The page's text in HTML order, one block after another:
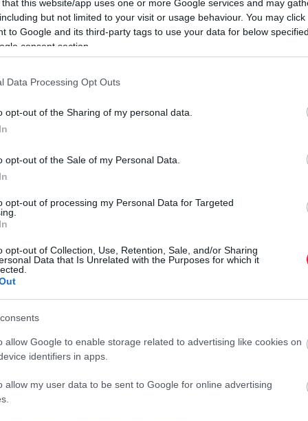
that this website/app uses one or more Google services and may
but not limited to your visit or usage behaviour. You may
to Google and its third-party tags to use your data for below
consent section.
Data Processing Opt Outs
opt-out of the Sharing of my personal data.
opt-out of the Sale of my Personal Data.
opt-out of processing my Personal Data for Targeted
opt-out of Collection, Use, Retention, Sale, and/or Sharing
Data that Is Unrelated with the Purposes for which it
allow Google to enable storage related to advertising like cookies on
identifiers in apps.
allow my user data to be sent to Google for online advertising
forrásként a Google Keresőben!
képviselőként dolgozó gyanúsított az Országgyűlésről
munkáját az Országgyűlés Hivatala által fizetett
megállapodott egy 2024-ben megválasztott
Nagy Barnabás, Halásztelek polgármestere. A szerk.
érdemi munkavégzés szándéka nélkül foglalkoztassa
tartalmú munkaszerződés felhasználásával az
A tényleges munkát nem végző személy, a neki
aki abból a foglalkoztatás hosszabb időn át történő
nyújtott a volt képviselőnek. A fiktív munkaviszony
elkövetett hivatali vesztegetés elfogadásának, valamint,
és hamis magánokirat felhasználása vétségének minősül,
őrizetét, akit a leírtakon túlmenően egy további
van, míg a másik gyanúsított szabadlábon védekezik.